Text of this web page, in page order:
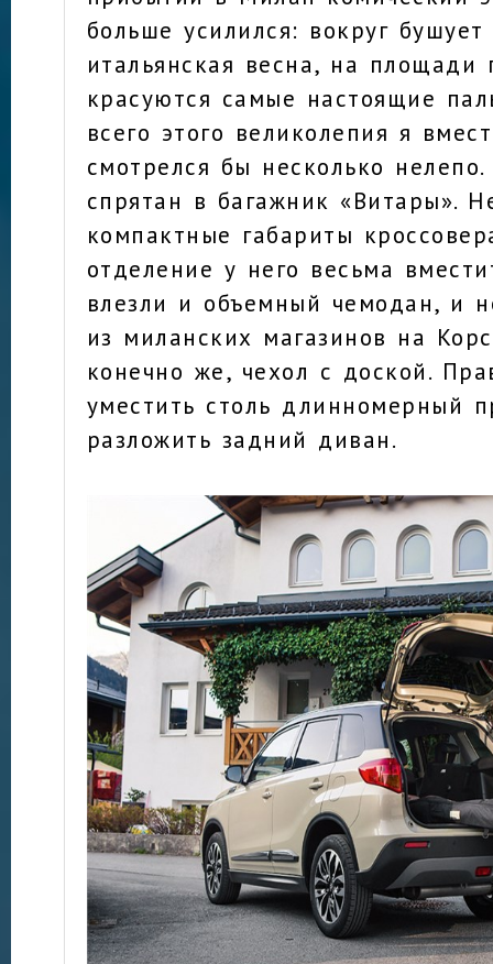
больше усилился: вокруг
итальянская весна, на площади
красуются самые настоящие
всего этого великолепия я
смотрелся бы несколько
спрятан в багажник «Витары».
компактные габариты
отделение у него весьма
влезли и объемный чемодан, и
из миланских магазинов на
конечно же, чехол с доской.
уместить столь длинномерный
разложить задний диван.